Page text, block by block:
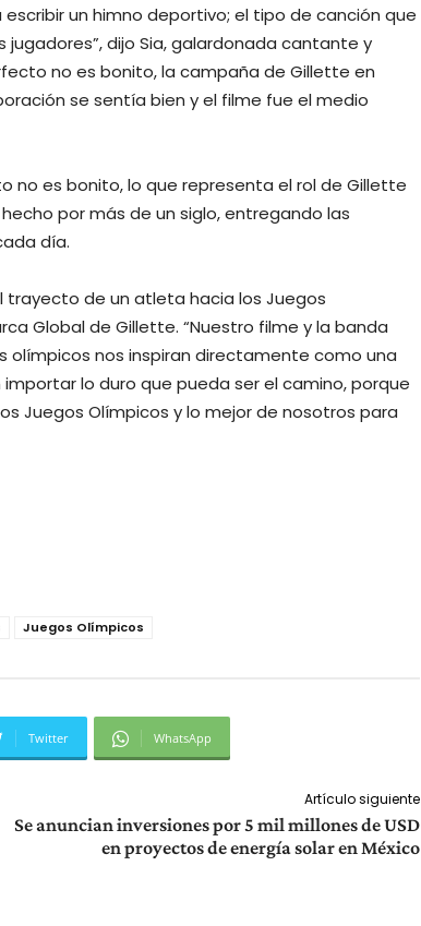
un himno deportivo; el tipo de canción que
dijo Sia, galardonada cantante y
no es bonito, la campaña de Gillette en
se sentía bien y el filme fue el medio
no es bonito, lo que representa el rol de Gillette
por más de un siglo, entregando las
día.
de un atleta hacia los Juegos
Global de Gillette. “Nuestro filme y la banda
nos inspiran directamente como una
lo duro que pueda ser el camino, porque
Juegos Olímpicos y lo mejor de nosotros para
Juegos Olímpicos
Twitter WhatsApp
Artículo siguiente
Se anuncian inversiones por 5 mil millones de USD
en proyectos de energía solar en México